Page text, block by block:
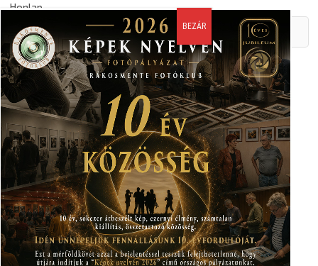
Honlap
A nevem, email címem, és weboldalcímem mentése a
böngészőben a következő hozzászólásomhoz.